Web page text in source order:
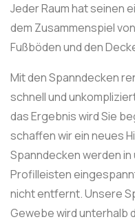
Jeder Raum hat seinen
dem Zusammenspiel
Fußböden und den
Mit den Spanndecken
schnell und
das Ergebnis wird Sie
schaffen wir ein neues
Spanndecken werden
Profilleisten
nicht entfernt. Unsere
Gewebe wird unterhalb